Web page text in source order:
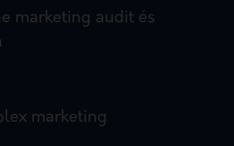
marketing audit és
marketing